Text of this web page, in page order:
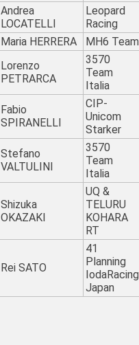
Andrea
LOCATELLI
Leopard
Racing
Maria HERRERA MH6 Team
Lorenzo
PETRARCA
3570
Team
Italia
Fabio
SPIRANELLI
CIP-
Unicom
Starker
Stefano
VALTULINI
3570
Team
Italia
Shizuka
OKAZAKI
UQ &
TELURU
KOHARA
RT
Rei SATO
41
Planning
IodaRacing
Japan